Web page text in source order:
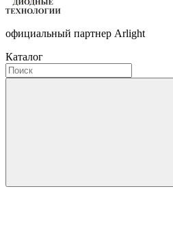
официальный партнер Arlight
Каталог